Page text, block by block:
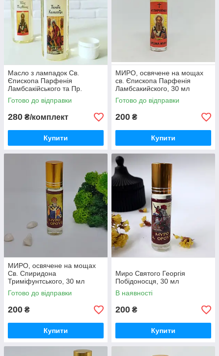
Масло з лампадок Св.
Єпископа Парфенія
Ламбсакійського та Пр.
Богородиці Касопітри
Готово до відправки
280 ₴/комплект
Купити
МИРО, освячене на мощах
св. Єпископа Парфенія
Ламбсакийского, 30 мл
Готово до відправки
200 ₴
Купити
МИРО, освячене на мощах
Св. Спиридона
Триміфунтського, 30 мл
Готово до відправки
200 ₴
Купити
Миро Святого Георгія
Побідоносця, 30 мл
В наявності
200 ₴
Купити